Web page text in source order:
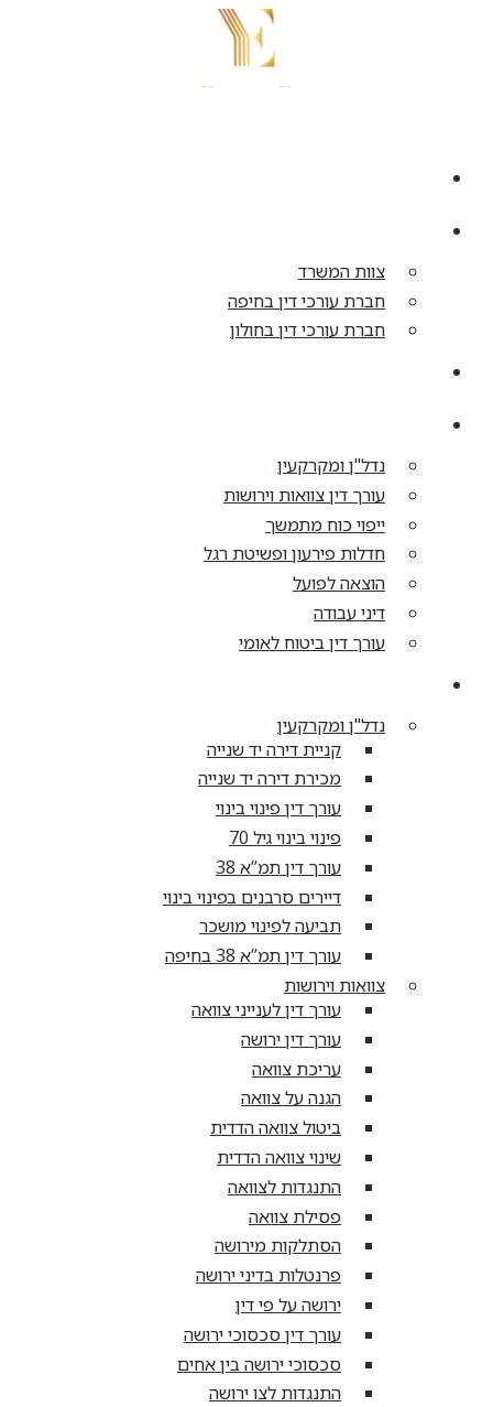
צוות המשרד
חברת עורכי דין בחיפה
חברת עורכי דין בחולון
נדל"ן ומקרקעין
עורך דין צוואות וירושות
ייפוי כוח מתמשך
חדלות פירעון ופשיטת רגל
הוצאה לפועל
דיני עבודה
עורך דין ביטוח לאומי
נדל"ן ומקרקעין
קניית דירה יד שנייה
מכירת דירה יד שנייה
עורך דין פינוי בינוי
פינוי בינוי גיל 70
עורך דין תמ”א 38
דיירים סרבנים בפינוי בינוי
תביעה לפינוי מושכר
עורך דין תמ”א 38 בחיפה
צוואות וירושות
עורך דין לענייני צוואה
עורך דין ירושה
עריכת צוואה
הגנה על צוואה
ביטול צוואה הדדית
שינוי צוואה הדדית
התנגדות לצוואה
פסילת צוואה
הסתלקות מירושה
פרנטלות בדיני ירושה
ירושה על פי דין
עורך דין סכסוכי ירושה
סכסוכי ירושה בין אחים
התנגדות לצו ירושה